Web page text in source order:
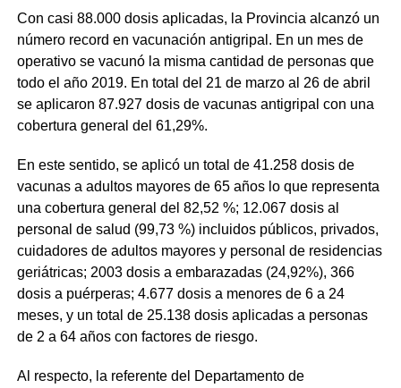
Con casi 88.000 dosis aplicadas, la Provincia alcanzó un
número record en vacunación antigripal. En un mes de
operativo se vacunó la misma cantidad de personas que
todo el año 2019. En total del 21 de marzo al 26 de abril
se aplicaron 87.927 dosis de vacunas antigripal con una
cobertura general del 61,29%.
En este sentido, se aplicó un total de 41.258 dosis de
vacunas a adultos mayores de 65 años lo que representa
una cobertura general del 82,52 %; 12.067 dosis al
personal de salud (99,73 %) incluidos públicos, privados,
cuidadores de adultos mayores y personal de residencias
geriátricas; 2003 dosis a embarazadas (24,92%), 366
dosis a puérperas; 4.677 dosis a menores de 6 a 24
meses, y un total de 25.138 dosis aplicadas a personas
de 2 a 64 años con factores de riesgo.
Al respecto, la referente del Departamento de